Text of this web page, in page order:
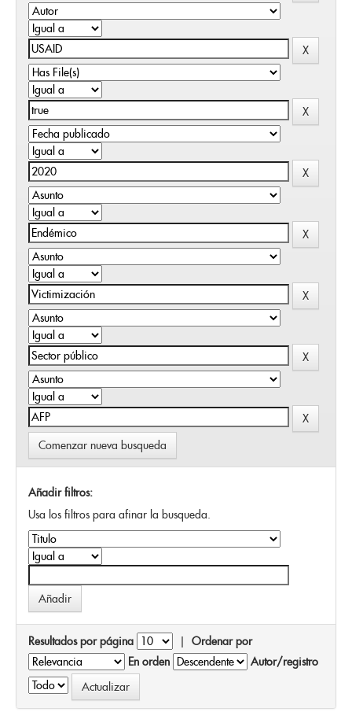
Comenzar nueva busqueda
Añadir filtros:
Usa los filtros para afinar la busqueda.
Resultados por página | Ordenar por
En orden
Autor/registro